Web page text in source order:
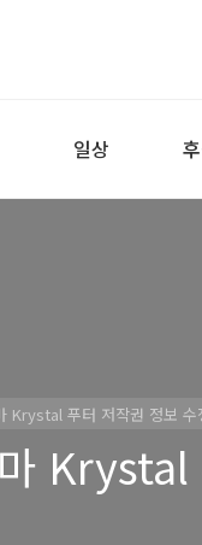
일상
Krystal 푸터 저작권 정보 수
Krystal